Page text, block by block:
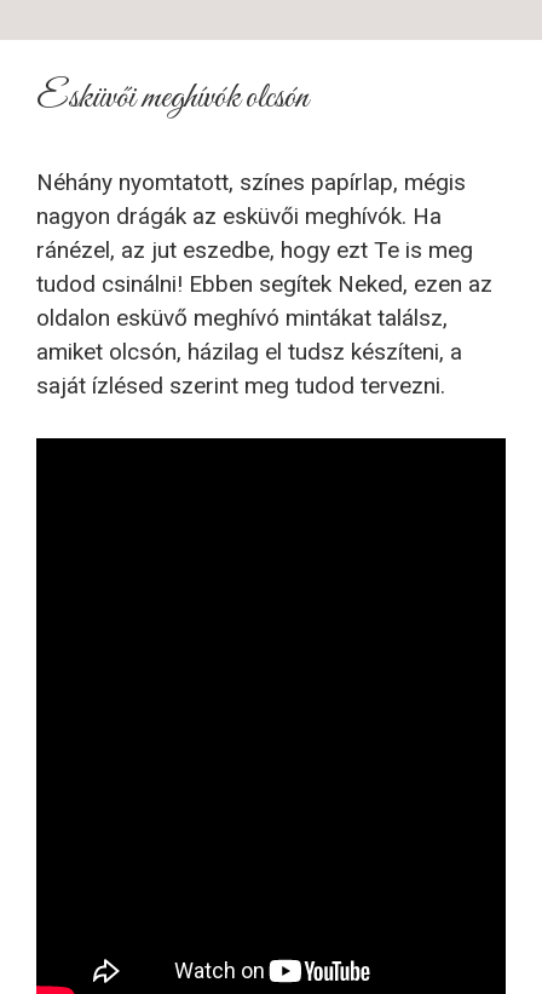
Esküvői meghívók olcsón
Néhány nyomtatott, színes papírlap, mégis
nagyon drágák az esküvői meghívók. Ha
ránézel, az jut eszedbe, hogy ezt Te is meg
tudod csinálni! Ebben segítek Neked, ezen az
oldalon esküvő meghívó mintákat találsz,
amiket olcsón, házilag el tudsz készíteni, a
saját ízlésed szerint meg tudod tervezni.